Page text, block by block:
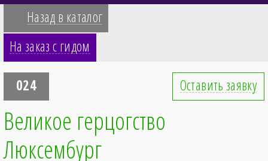
Назад в каталог
На заказ с гидом
024 Оставить заявку
Великое герцогство
Люксембург